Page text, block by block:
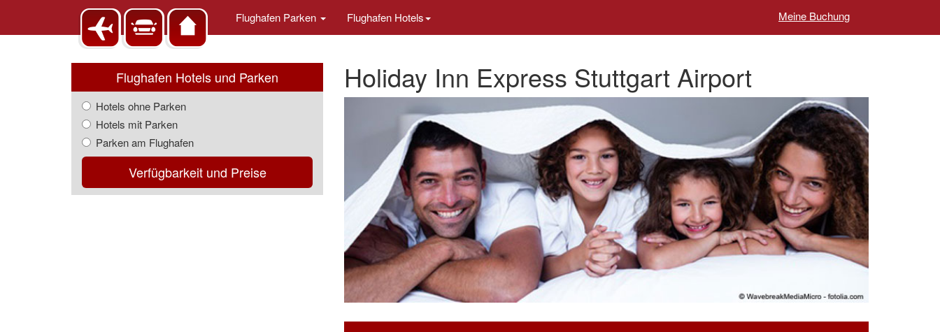
Flughafen Parken Flughafen Hotels Meine Buchung
Flughafen Hotels und Parken
Hotels ohne Parken
Hotels mit Parken
Parken am Flughafen
Verfügbarkeit und Preise
Holiday Inn Express Stuttgart Airport